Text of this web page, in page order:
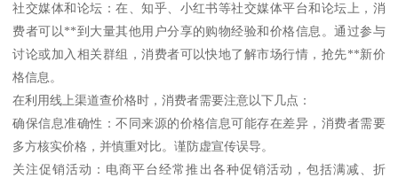
社交媒体和论坛：在、知乎、小红书等社交媒体平台和论坛上，消
费者可以**到大量其他用户分享的购物经验和价格信息。通过参与
讨论或加入相关群组，消费者可以快地了解市场行情，抢先**新价
格信息。
在利用线上渠道查价格时，消费者需要注意以下几点：
确保信息准确性：不同来源的价格信息可能存在差异，消费者需要
多方核实价格，并慎重对比。谨防虚宣传误导。
关注促销活动：电商平台经常推出各种促销活动，包括满减、折